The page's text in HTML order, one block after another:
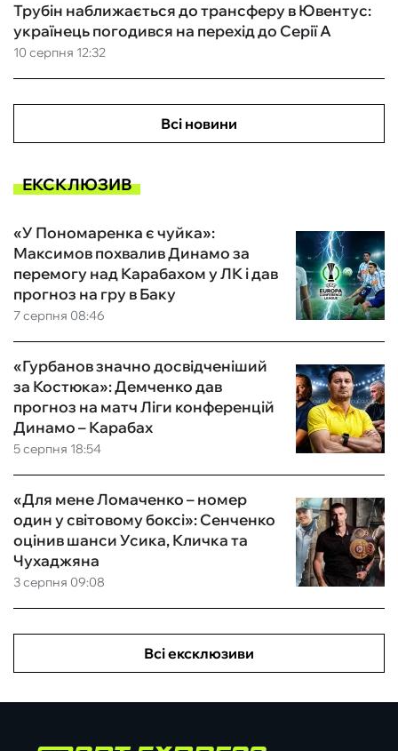
10 серпня 12:32
Трубін наближається до трансферу в Ювентус:
українець погодився на перехід до Серії А
Всі новини
ЕКСКЛЮЗИВ
7 серпня 08:46
«У Пономаренка є чуйка»:
Максимов похвалив Динамо за
перемогу над Карабахом у ЛК і дав
прогноз на гру в Баку
5 серпня 18:54
«Гурбанов значно досвідченіший
за Костюка»: Демченко дав
прогноз на матч Ліги конференцій
Динамо – Карабах
3 серпня 09:08
«Для мене Ломаченко – номер
один у світовому боксі»: Сенченко
оцінив шанси Усика, Кличка та
Чухаджяна
Всі ексклюзиви